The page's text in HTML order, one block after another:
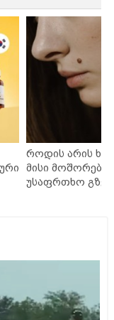
როდის არის
მისი
უსაფრთხო